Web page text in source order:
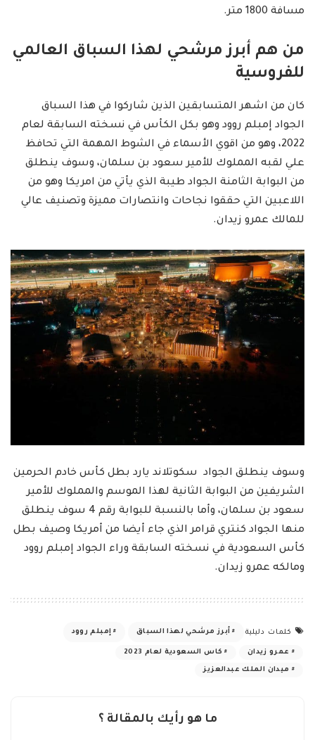
مسافة 1800 متر.
من هم أبرز مرشحي لهذا السباق العالمي
للفروسية
كان من اشهر المتسابقين الذين شاركوا في هذا السباق
الجواد إمبلم روود وهو بكل الكأس في نسخته السابقة لعام
2022، وهو من اقوي الأسماء في الشوط المهمة التي تحافظ
علي لقبه المملوك للأمير سعود بن سلمان، وسوف ينطلق
من البوابة الثامنة الجواد طيبة الذي يأتي من امريكا وهو من
اللاعبين التي حققوا نجاحات وانتصارات مميزة وتصنيف عالي
للمالك عمرو زيدان.
وسوف ينطلق الجواد سكوتلاند يارد بطل كأس خادم الحرمين
الشريفين من البوابة الثانية لهذا الموسم والمملوك للأمير
سعود بن سلمان، وأما بالنسبة للبوابة رقم 4 سوف ينطلق
منها الجواد كنتري قرامر الذي جاء أيضا من أمريكا وصيف بطل
كأس السعودية في نسخته السابقة وراء الجواد إمبلم روود
ومالكه عمرو زيدان.
كلمات دليلية أبرز مرشحي لهذا السباق إمبلم روود
عمرو زيدان كاس السعودية لعام 2023
ميدان الملك عبدالعزيز
ما هو رأيك بالمقالة ؟